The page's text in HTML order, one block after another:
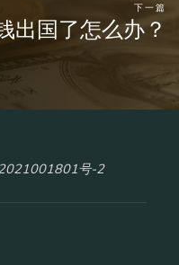
下一篇
出国了怎么办？
号-2